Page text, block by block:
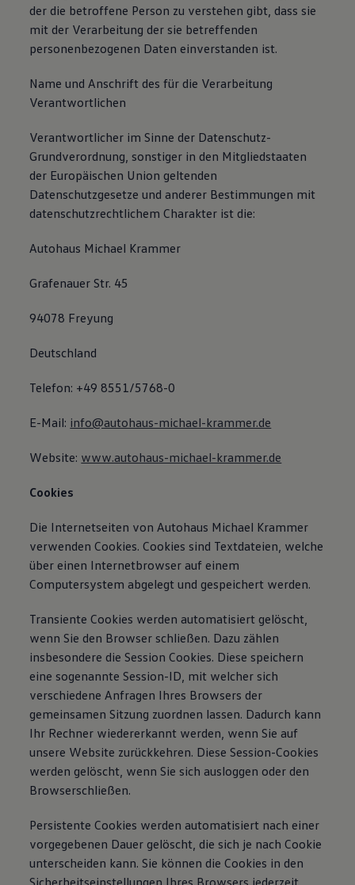
der die betroffene Person zu verstehen gibt, dass sie
mit der Verarbeitung der sie betreffenden
personenbezogenen Daten einverstanden ist.
Name und Anschrift des für die Verarbeitung
Verantwortlichen
Verantwortlicher im Sinne der Datenschutz-
Grundverordnung, sonstiger in den Mitgliedstaaten
der Europäischen Union geltenden
Datenschutzgesetze und anderer Bestimmungen mit
datenschutzrechtlichem Charakter ist die:
Autohaus Michael Krammer
Grafenauer Str. 45
94078 Freyung
Deutschland
Telefon: +49 8551/5768-0
E-Mail: info@autohaus-michael-krammer.de
Website: www.autohaus-michael-krammer.de
Cookies
Die Internetseiten von Autohaus Michael Krammer
verwenden Cookies. Cookies sind Textdateien, welche
über einen Internetbrowser auf einem
Computersystem abgelegt und gespeichert werden.
Transiente Cookies werden automatisiert gelöscht,
wenn Sie den Browser schließen. Dazu zählen
insbesondere die Session Cookies. Diese speichern
eine sogenannte Session-ID, mit welcher sich
verschiedene Anfragen Ihres Browsers der
gemeinsamen Sitzung zuordnen lassen. Dadurch kann
Ihr Rechner wiedererkannt werden, wenn Sie auf
unsere Website zurückkehren. Diese Session-Cookies
werden gelöscht, wenn Sie sich ausloggen oder den
Browserschließen.
Persistente Cookies werden automatisiert nach einer
vorgegebenen Dauer gelöscht, die sich je nach Cookie
unterscheiden kann. Sie können die Cookies in den
Sicherheitseinstellungen Ihres Browsers jederzeit